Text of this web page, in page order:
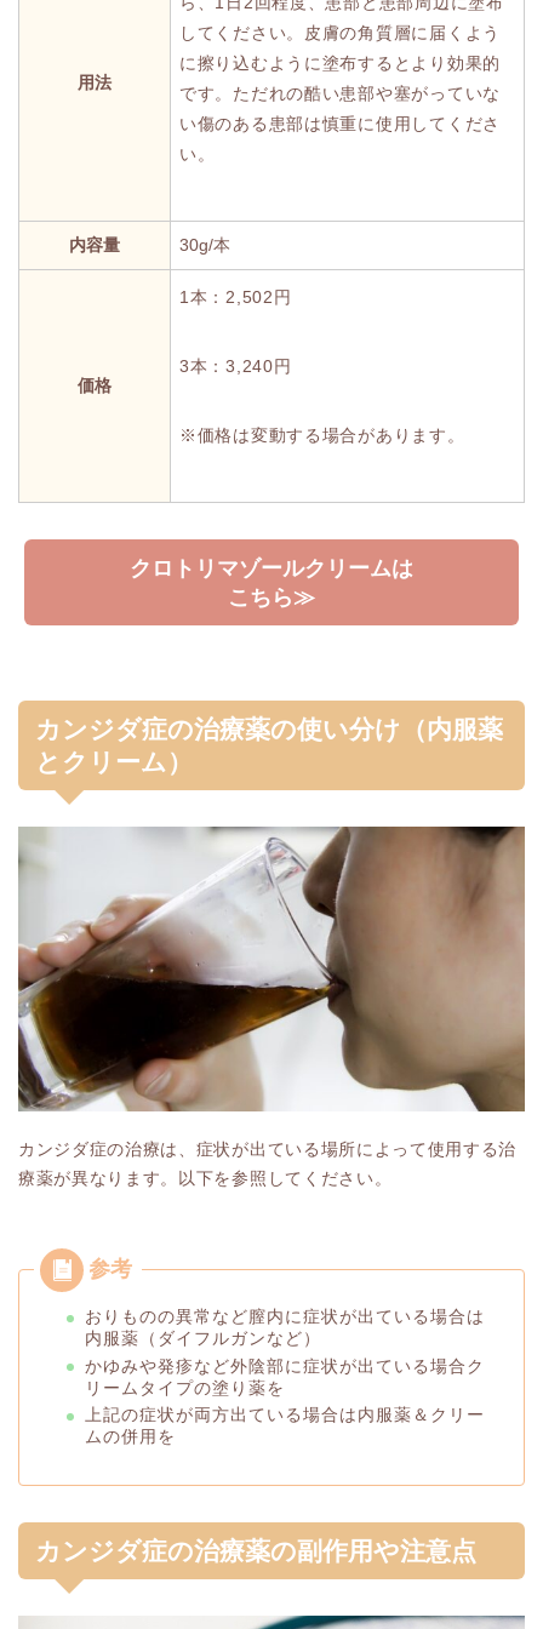
用法
してください。皮膚の角質層に届くよう
に擦り込むように塗布するとより効果的
です。ただれの酷い患部や塞がっていな
い傷のある患部は慎重に使用してくださ
い。
内容量 30g/本
価格
1本：2,502円
3本：3,240円
※価格は変動する場合があります。
クロトリマゾールクリームは
こちら≫
カンジダ症の治療薬の使い分け（内服薬
とクリーム）
カンジダ症の治療は、症状が出ている場所によって使用する治
療薬が異なります。以下を参照してください。
おりものの異常など膣内に症状が出ている場合は
内服薬（ダイフルガンなど）
かゆみや発疹など外陰部に症状が出ている場合ク
リームタイプの塗り薬を
上記の症状が両方出ている場合は内服薬＆クリー
ムの併用を
カンジダ症の治療薬の副作用や注意点